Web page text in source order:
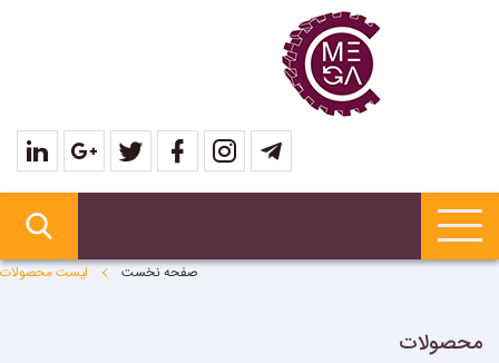
صفحه نخست لیست محصولات
محصولات